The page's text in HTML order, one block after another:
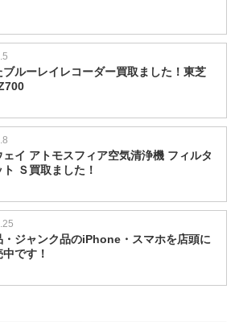
ブルーレイレコーダー買取ました！東芝
ェイ アトモスフィア空気清浄機 フィルタ
ト Ｓ買取ました！
・ジャンク品のiPhone・スマホを店頭に
です！